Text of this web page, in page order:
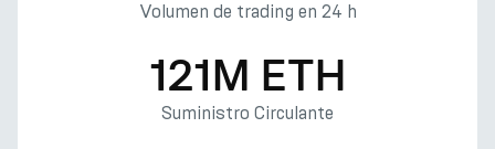
Volumen de trading en 24 h
121M ETH
Suministro Circulante